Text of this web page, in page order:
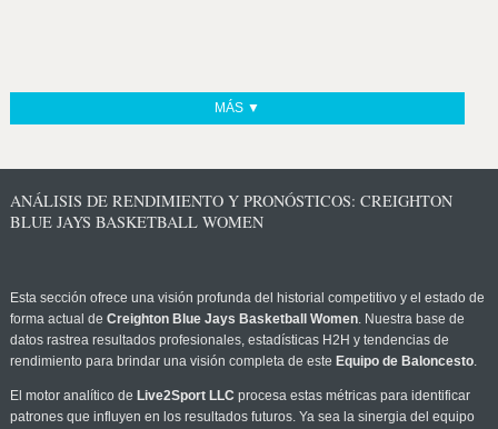
MÁS ▼
ANÁLISIS DE RENDIMIENTO Y PRONÓSTICOS: CREIGHTON
BLUE JAYS BASKETBALL WOMEN
Esta sección ofrece una visión profunda del historial competitivo y el estado de
forma actual de Creighton Blue Jays Basketball Women. Nuestra base de
datos rastrea resultados profesionales, estadísticas H2H y tendencias de
rendimiento para brindar una visión completa de este Equipo de Baloncesto.
El motor analítico de Live2Sport LLC procesa estas métricas para identificar
patrones que influyen en los resultados futuros. Ya sea la sinergia del equipo